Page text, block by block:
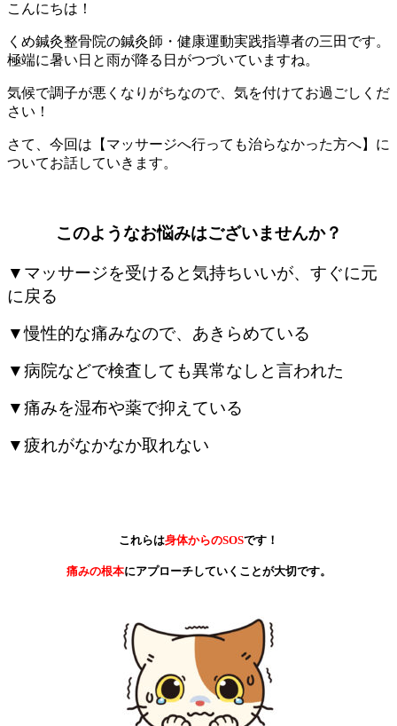
こんにちは！
くめ鍼灸整骨院の鍼灸師・健康運動実践指導者の三田です。
極端に暑い日と雨が降る日がつづいていますね。
気候で調子が悪くなりがちなので、気を付けてお過ごしくだ
さい！
さて、今回は【マッサージへ行っても治らなかった方へ】に
ついてお話していきます。
このようなお悩みはございませんか？
▼マッサージを受けると気持ちいいが、 すぐに元
に戻る
▼慢性的な痛みなので、あきらめている
▼病院などで検査しても異常なしと言われた
▼痛みを湿布や薬で抑えている
▼疲れがなかなか取れない
これらは身体からのSOSです！
痛みの根本にアプローチしていくことが大切です。